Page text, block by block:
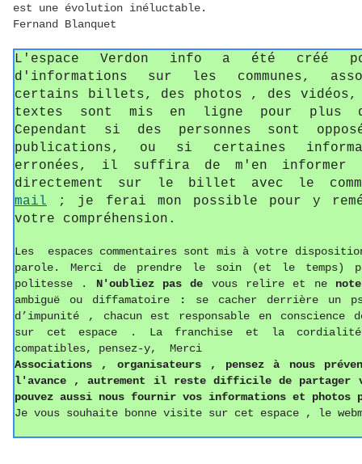
est une évolution inéluctable.
Fernand Blanquet
L'espace Verdon info a été créé
d'informations sur les communes,
certains billets, des photos , des vidéos,
textes sont mis en ligne pour plus
Cependant si des personnes sont
publications, ou si certaines
erronées, il suffira de m'en
directement sur le billet avec le
mail ; je ferai mon possible pour y
votre compréhension.
Les espaces commentaires sont mis à votre
parole. Merci de prendre le soin (et le temps)
politesse
. N'oubliez pas de vous relire et ne
ambiguë ou diffamatoire
:
se cacher derrière un
d’impunité , chacun est responsable en
sur cet espace . La franchise et la
compatibles, pensez-y, Merci
Associations , organisateurs , pensez à nous
l'avance , autrement il reste difficile de
pouvez aussi nous fournir vos informations et photos
Je vous souhaite bonne visite sur cet espace , le